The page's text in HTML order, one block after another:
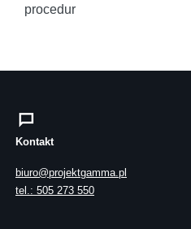
procedur
Kontakt
biuro@projektgamma.pl
tel.: 505 273 550